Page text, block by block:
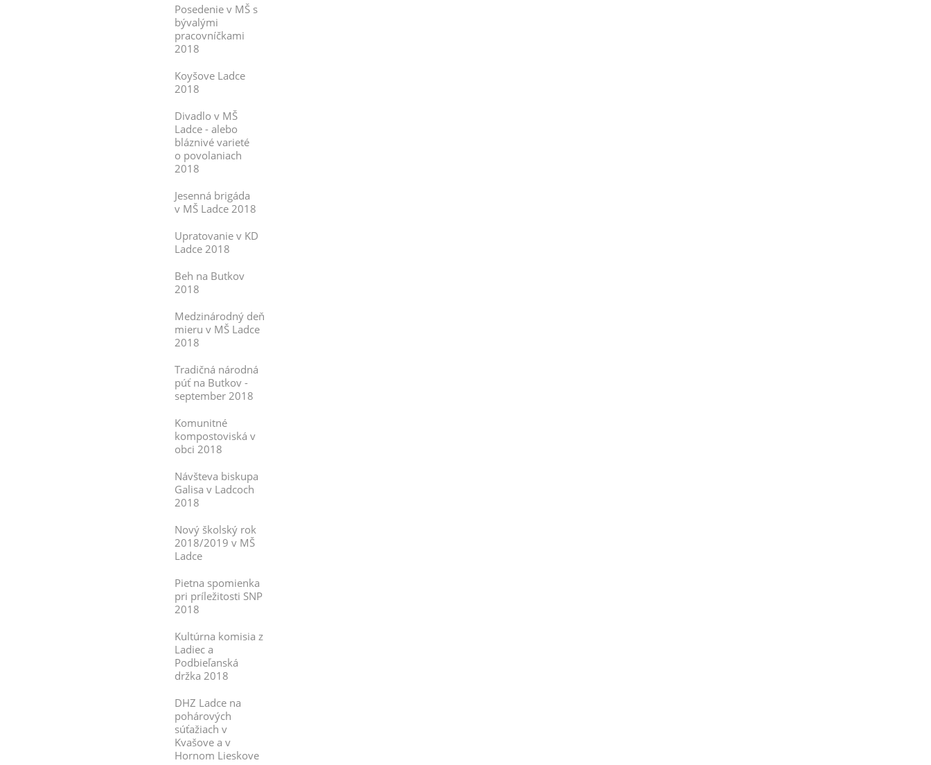
Posedenie v MŠ s
bývalými
pracovníčkami
2018
Koyšove Ladce
2018
Divadlo v MŠ
Ladce - alebo
bláznivé varieté
o povolaniach
2018
Jesenná brigáda
v MŠ Ladce 2018
Upratovanie v KD
Ladce 2018
Beh na Butkov
2018
Medzinárodný deň
mieru v MŠ Ladce
2018
Tradičná národná
púť na Butkov -
september 2018
Komunitné
kompostoviská v
obci 2018
Návšteva biskupa
Galisa v Ladcoch
2018
Nový školský rok
2018/2019 v MŠ
Ladce
Pietna spomienka
pri príležitosti SNP
2018
Kultúrna komisia z
Ladiec a
Podbieľanská
držka 2018
DHZ Ladce na
pohárových
súťažiach v
Kvašove a v
Hornom Lieskove